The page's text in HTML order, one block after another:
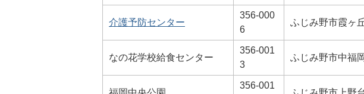
介護予防センター
356-000
6
ふじみ野市霞ヶ
なの花学校給食センター
356-001
3
ふじみ野市中福
356-001